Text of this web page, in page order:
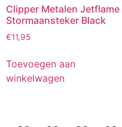
Clipper Metalen Jetflame
Stormaansteker Black
€11,95
Toevoegen aan
winkelwagen